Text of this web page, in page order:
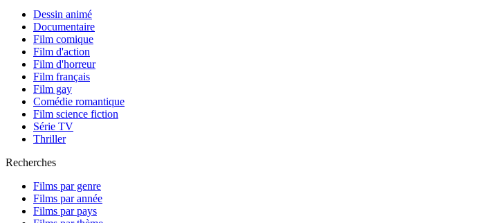
Dessin animé
Documentaire
Film comique
Film d'action
Film d'horreur
Film français
Film gay
Comédie romantique
Film science fiction
Série TV
Thriller
Recherches
Films par genre
Films par année
Films par pays